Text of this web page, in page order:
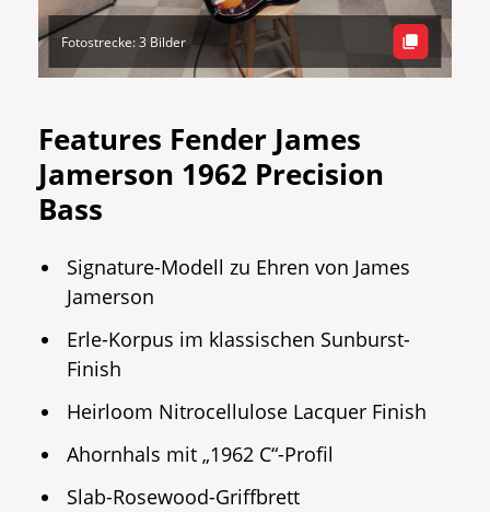
Fotostrecke: 3 Bilder
Features Fender James
Jamerson 1962 Precision
Bass
Signature-Modell zu Ehren von James
Jamerson
Erle-Korpus im klassischen Sunburst-
Finish
Heirloom Nitrocellulose Lacquer Finish
Ahornhals mit „1962 C“-Profil
Slab-Rosewood-Griffbrett